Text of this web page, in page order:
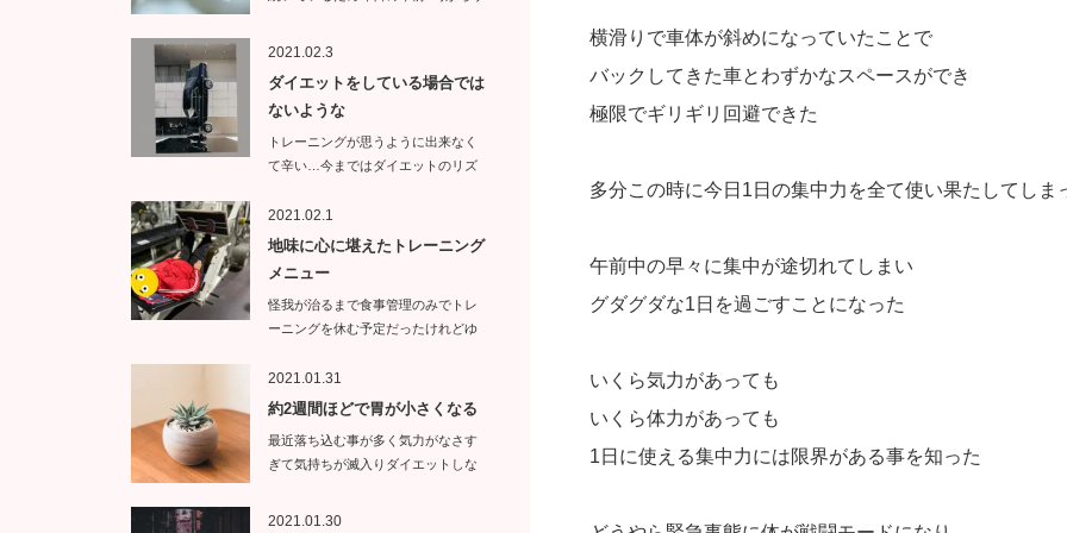
横滑りで車体が斜めになっていたことで
バックしてきた車とわずかなスペースができ
極限でギリギリ回避できた
多分この時に今日1日の集中力を全て使い果たしてしま
午前中の早々に集中が途切れてしまい
グダグダな1日を過ごすことになった
いくら気力があっても
いくら体力があっても
1日に使える集中力には限界がある事を知った
2021.02.3
ダイエットをしている場合では
ないような
トレーニングが思うように出来なく
て辛い…今まではダイエットのリズ
2021.02.1
地味に心に堪えたトレーニング
メニュー
怪我が治るまで食事管理のみでトレ
ーニングを休む予定だったけれどゆ
2021.01.31
約2週間ほどで胃が小さくなる
最近落ち込む事が多く気力がなさす
ぎて気持ちが滅入りダイエットしな
2021.01.30